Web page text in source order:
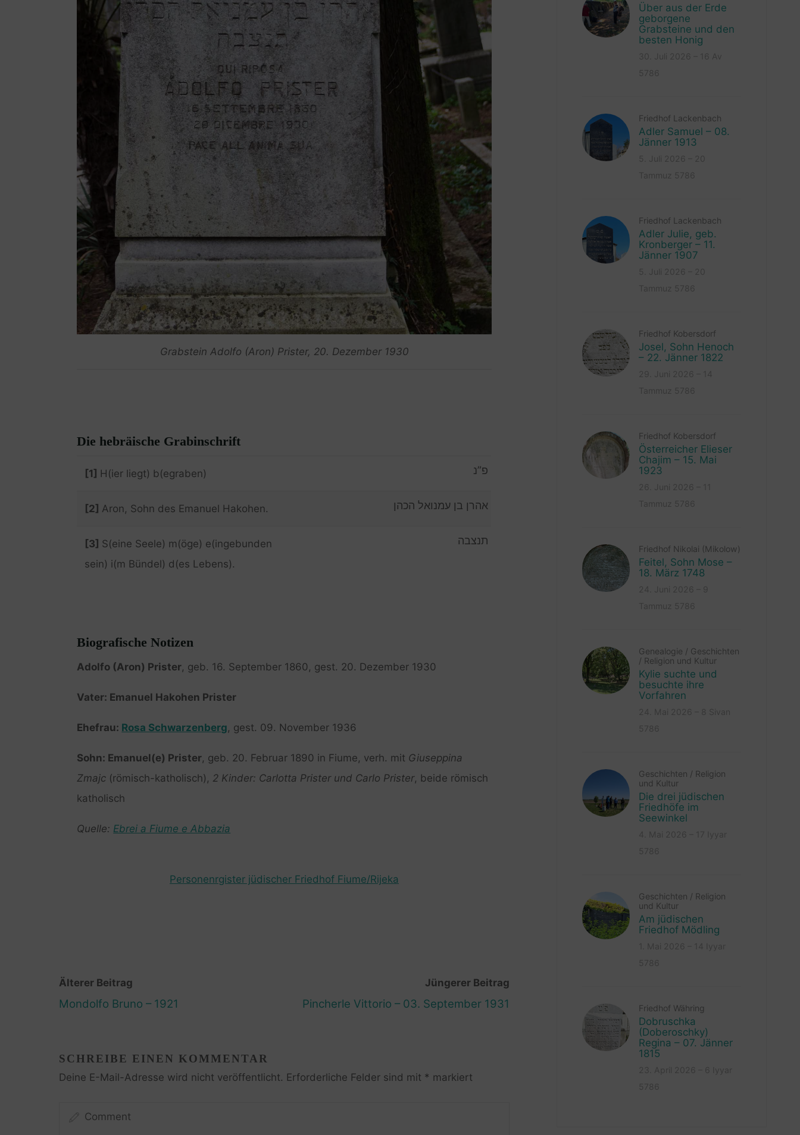
Grabstein Adolfo (Aron) Prister, 20. Dezember 1930
Die hebräische Grabinschrift
[1] H(ier liegt) b(egraben) פ”נ
[2] Aron, Sohn des Emanuel Hakohen. אהרן בן עמנואל הכהן
[3] S(eine Seele) m(öge) e(ingebunden
sein) i(m Bündel) d(es Lebens).
תנצבה
Biografische Notizen
Adolfo (Aron) Prister, geb. 16. September 1860, gest. 20. Dezember 1930
Vater: Emanuel Hakohen Prister
Ehefrau: Rosa Schwarzenberg, gest. 09. November 1936
Sohn: Emanuel(e) Prister, geb. 20. Februar 1890 in Fiume, verh. mit Giuseppina
Zmajc(römisch-katholisch), 2 Kinder: Carlotta Prister und Carlo Prister, beide römisch
katholisch
Quelle: Ebrei a Fiume e Abbazia
Personenrgister jüdischer Friedhof Fiume/Rijeka
Älterer Beitrag
Mondolfo Bruno – 1921
Jüngerer Beitrag
Pincherle Vittorio – 03. September 1931
SCHREIBE EINEN KOMMENTAR
Deine E-Mail-Adresse wird nicht veröffentlicht. Erforderliche Felder sind mit * markiert
Über aus der Erde
geborgene
Grabsteine und den
besten Honig
Friedhof Lackenbach
Adler Samuel – 08.
Jänner 1913
Friedhof Lackenbach
Adler Julie, geb.
Kronberger – 11.
Jänner 1907
Friedhof Kobersdorf
Josel, Sohn Henoch
– 22. Jänner 1822
Friedhof Kobersdorf
Österreicher Elieser
Chajim – 15. Mai
1923
Friedhof Nikolai (Mikolow)
Feitel, Sohn Mose –
18. März 1748
Genealogie / Geschichten
/ Religion und Kultur
Kylie suchte und
besuchte ihre
Vorfahren
Geschichten / Religion
und Kultur
Die drei jüdischen
Friedhöfe im
Seewinkel
Geschichten / Religion
und Kultur
Am jüdischen
Friedhof Mödling
Friedhof Währing
Dobruschka
(Doberoschky)
Regina – 07. Jänner
1815